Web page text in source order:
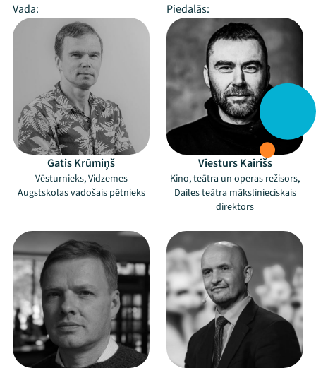
Vada:
Piedalās:
Gatis Krūmiņš
Vēsturnieks, Vidzemes
Augstskolas vadošais pētnieks
Viesturs Kairišs
Kino, teātra un operas režisors,
Dailes teātra mākslinieciskais
direktors